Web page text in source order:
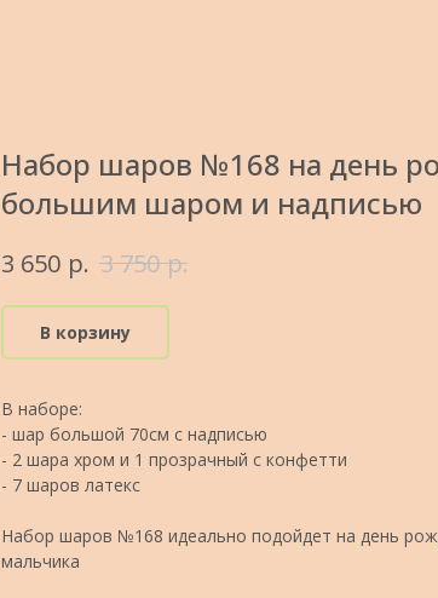
Набор шаров №168 на день
большим шаром и надписью
3 650 р. 3 750 р.
В корзину
В наборе:
- шар большой 70см с надписью
- 2 шара хром и 1 прозрачный с конфетти
- 7 шаров латекс
Набор шаров №168 идеально подойдет на день
мальчика